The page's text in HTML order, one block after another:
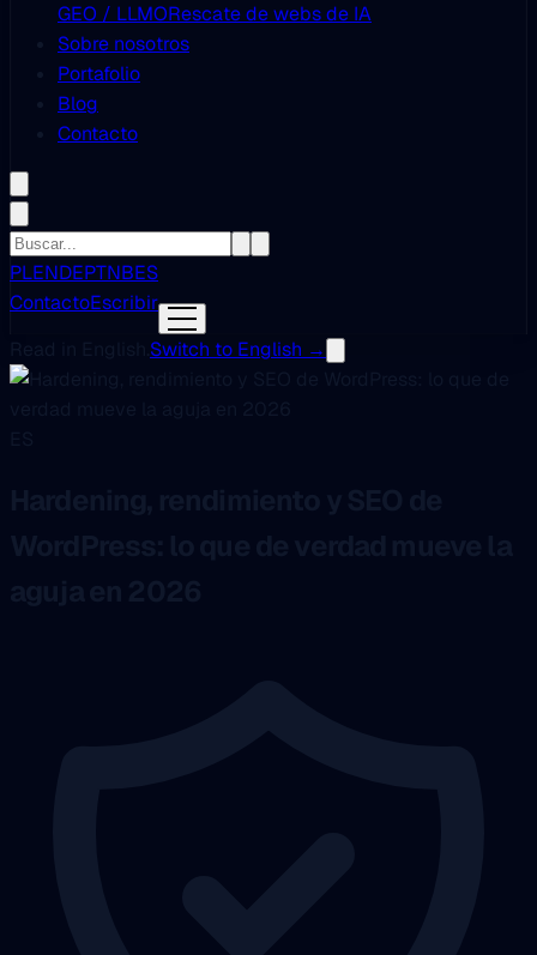
GEO / LLMORescate de webs de IA
Sobre nosotros
Portafolio
Blog
Contacto
PLENDEPTNBES
ContactoEscribir
Switch to English →